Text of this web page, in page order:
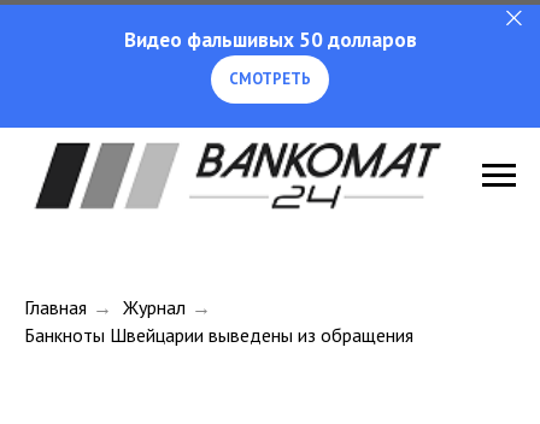
Видео фальшивых 50 долларов
СМОТРЕТЬ
Главная → Журнал →
Банкноты Швейцарии выведены из обращения